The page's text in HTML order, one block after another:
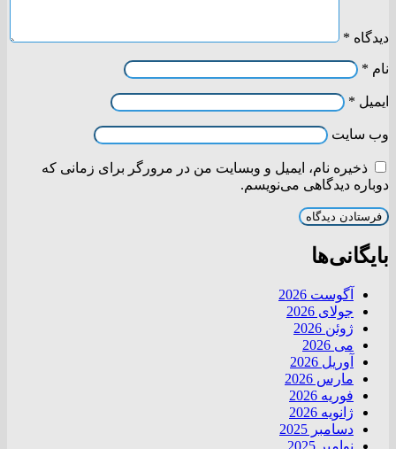
دیدگاه *
نام *
ایمیل *
وب‌ سایت
ذخیره نام، ایمیل و وبسایت من در مرورگر برای زمانی که
دوباره دیدگاهی می‌نویسم.
بایگانی‌ها
آگوست 2026
جولای 2026
ژوئن 2026
می 2026
آوریل 2026
مارس 2026
فوریه 2026
ژانویه 2026
دسامبر 2025
نوامبر 2025